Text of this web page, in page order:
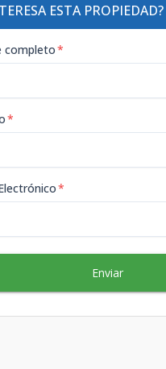
ESTA PROPIEDAD?
completo*
*
*
Enviar